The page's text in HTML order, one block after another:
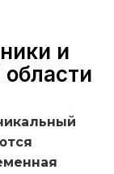
и